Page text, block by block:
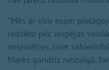
"Mēs ar vīru esam
redzētu pēc iespējas
neizolēties, iziet
Marks gandrīz nestaigā,